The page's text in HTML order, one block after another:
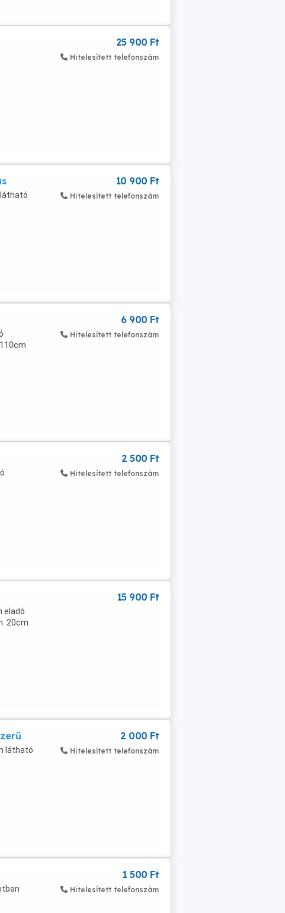
25 900 Ft
Hitelesített telefonszám
10 900 Ft
Hitelesített telefonszám
6 900 Ft
Hitelesített telefonszám
2 500 Ft
Hitelesített telefonszám
20cm
15 900 Ft
látható
2 000 Ft
Hitelesített telefonszám
1 500 Ft
Hitelesített telefonszám